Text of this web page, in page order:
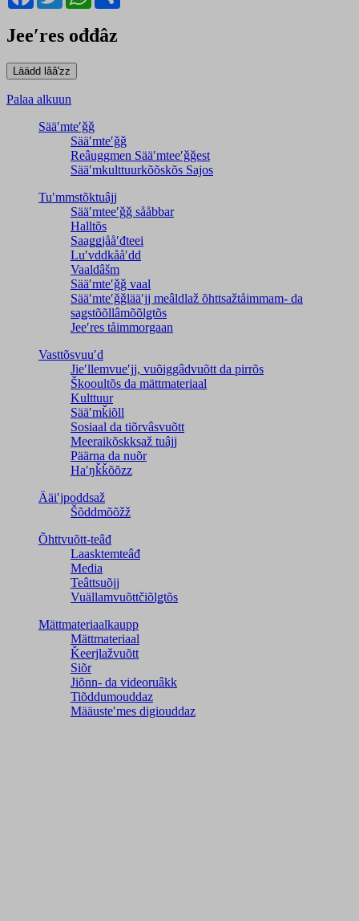
Jeeʹres ođđâz
Palaa alkuun
Sääʹmteʹǧǧ
Sääʹmteʹǧǧ
Reâuggmen Sääʹmteeʹǧǧest
Sääʹmkulttuurkõõskõs Sajos
Tuʹmmstõktuâjj
Sääʹmteeʹǧǧ sååbbar
Halltõs
Saaǥǥjååʹđteei
Luʹvddkååʹdd
Vaaldâšm
Sääʹmteʹǧǧ vaal
Sääʹmteʹǧǧlääʹjj meâldlaž õhttsažtåimmam- da
saǥstõõllâmõõlǥtõs
Jeeʹres tåimmorgaan
Vasttõsvuuʹd
Jieʹllemvueʹjj, vuõiggâdvuõtt da pirrõs
Škooultõs da mättmateriaal
Kulttuur
Sääʹmǩiõll
Sosiaal da tiõrvâsvuõtt
Meeraikõskksaž tuâjj
Päärna da nuõr
Haʹŋǩǩõõzz
Ääiʹjpoddsaž
Šõddmõõžž
Õhttvuõtt-teâđ
Laasktemteâđ
Media
Teâttsuõjj
Vuällamvuõttčiõlǥtõs
Mättmateriaalkaupp
Mättmateriaal
Ǩeerjlažvuõtt
Siõr
Jiõnn- da videoruâkk
Tiõddumouddaz
Määusteʹmes digiouddaz